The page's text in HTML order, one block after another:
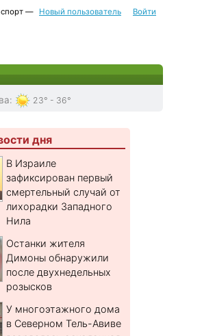
— Новый пользователь Войти
: 23° - 36°
дня
В Израиле
зафиксирован первый
смертельный случай от
лихорадки Западного
Нила
Останки жителя
Димоны обнаружили
после двухнедельных
розысков
У многоэтажного дома
в Северном Тель-Авиве